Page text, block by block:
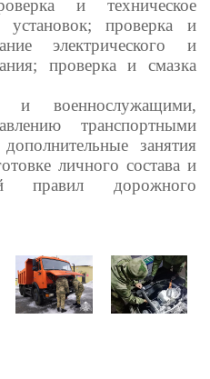
и техническое
установок; проверка и
электрического и
проверка и смазка
и военнослужащими,
транспортными
занятия
личного состава и
правил дорожного